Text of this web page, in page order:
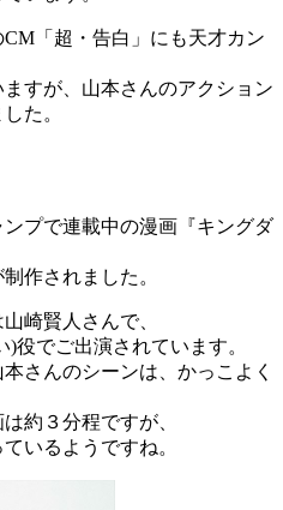
「超・告白」にも天才カン
すが、山本さんのアクション
た。
プで連載中の漫画『キングダ
作されました。
崎賢人さんで、
役でご出演されています。
さんのシーンは、かっこよく
約３分程ですが、
いるようですね。